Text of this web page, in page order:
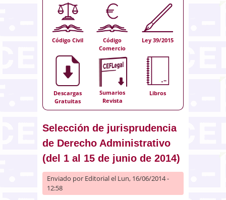
Código Civil
Código
Comercio
Ley 39/2015
Descargas
Gratuitas
Sumarios
Revista
Libros
Selección de jurisprudencia
de Derecho Administrativo
(del 1 al 15 de junio de 2014)
Enviado por Editorialel Lun, 16/06/2014 -
12:58